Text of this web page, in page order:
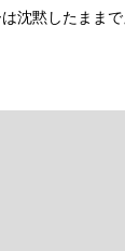
沈黙したまま